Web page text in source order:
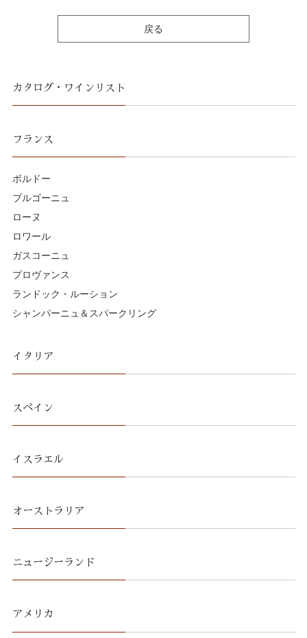
戻る
カタログ・ワインリスト
フランス
ボルドー
ブルゴーニュ
ローヌ
ロワール
ガスコーニュ
プロヴァンス
ランドック・ルーション
シャンパーニュ＆スパークリング
イタリア
スペイン
イスラエル
オーストラリア
ニュージーランド
アメリカ